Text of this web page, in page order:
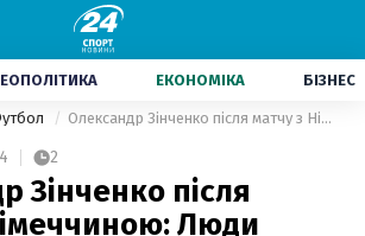
ЕКОНОМІКА БІЗНЕС
Олександр Зінченко після матчу з Німеччиною: Люди бажають мені і моїй родині смерті
2
Зінченко після
Люди